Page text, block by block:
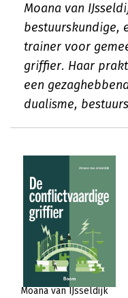
Moana van
bestuurskundige,
trainer voor
griffier. Haar
een
dualisme,
Moana van IJsseldijk